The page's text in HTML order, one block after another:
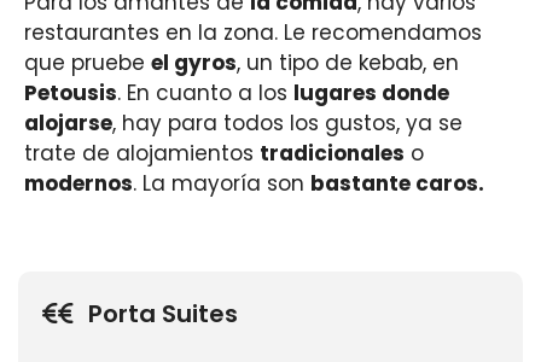
restaurantes en la zona. Le recomendamos
que pruebe el gyros, un tipo de kebab, en
Petousis. En cuanto a los lugares donde
alojarse, hay para todos los gustos, ya se
trate de alojamientos tradicionales o
modernos. La mayoría son bastante caros.
Porta Suites